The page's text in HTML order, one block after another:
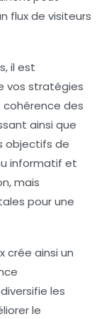
flux de visiteurs
il est
vos stratégies
des
ainsi que
objectifs de
informatif et
mais
pour une
crée ainsi un
les
le